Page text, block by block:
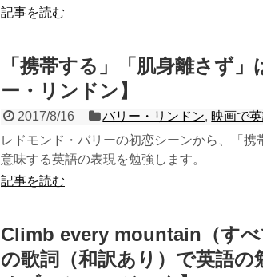
記事を読む
「携帯する」「肌身離さず」
ー・リンドン】
2017/8/16 バリー・リンドン, 映画で
レドモンド・バリーの初恋シーンから、「携
意味する英語の表現を勉強します。
記事を読む
Climb every mountain（すべ
の歌詞（和訳あり）で英語の